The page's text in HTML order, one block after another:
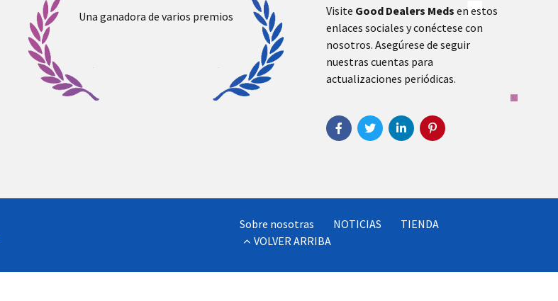
Una ganadora de varios premios Visite Good Dealers Meds en estos
enlaces sociales y conéctese con
nosotros. Asegúrese de seguir
nuestras cuentas para
actualizaciones periódicas.
Sobre nosotras NOTICIAS
TIENDA
VOLVER ARRIBA